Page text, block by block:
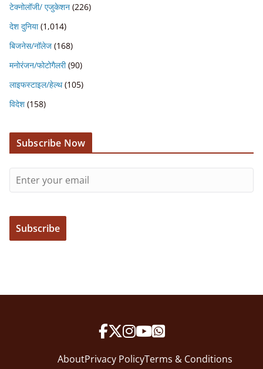
टेक्नोलॉजी/ एजुकेशन (226)
देश दुनिया(1,014)
बिजनेस/नॉलेज (168)
मनोरंजन/फोटोगैलरी(90)
लाइफस्टाइल/हेल्थ(105)
विदेश (158)
Subscribe Now
AboutPrivacy PolicyTerms & Conditions